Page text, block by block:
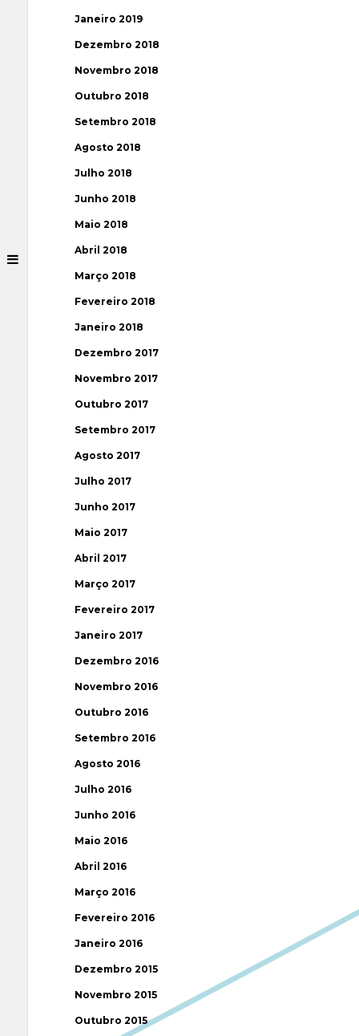
Janeiro 2019
Dezembro 2018
Novembro 2018
Outubro 2018
Setembro 2018
Agosto 2018
Julho 2018
Junho 2018
Maio 2018
Abril 2018
Março 2018
Fevereiro 2018
Janeiro 2018
Dezembro 2017
Novembro 2017
Outubro 2017
Setembro 2017
Agosto 2017
Julho 2017
Junho 2017
Maio 2017
Abril 2017
Março 2017
Fevereiro 2017
Janeiro 2017
Dezembro 2016
Novembro 2016
Outubro 2016
Setembro 2016
Agosto 2016
Julho 2016
Junho 2016
Maio 2016
Abril 2016
Março 2016
Fevereiro 2016
Janeiro 2016
Dezembro 2015
Novembro 2015
Outubro 2015